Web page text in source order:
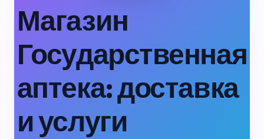
Магазин
Государственная
аптека: доставка
и услуги